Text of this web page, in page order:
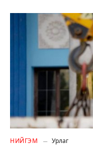
НИЙГЭМ Урлаг